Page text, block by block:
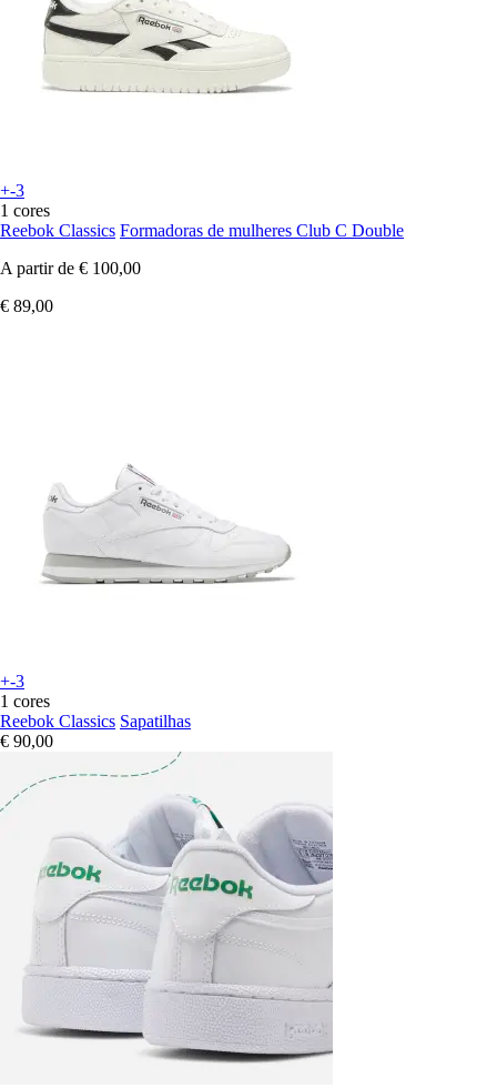
+-3
1 cores
Reebok Classics Formadoras de mulheres Club C Double
A partir de € 100,00
€ 89,00
+-3
1 cores
Reebok Classics Sapatilhas
€ 90,00